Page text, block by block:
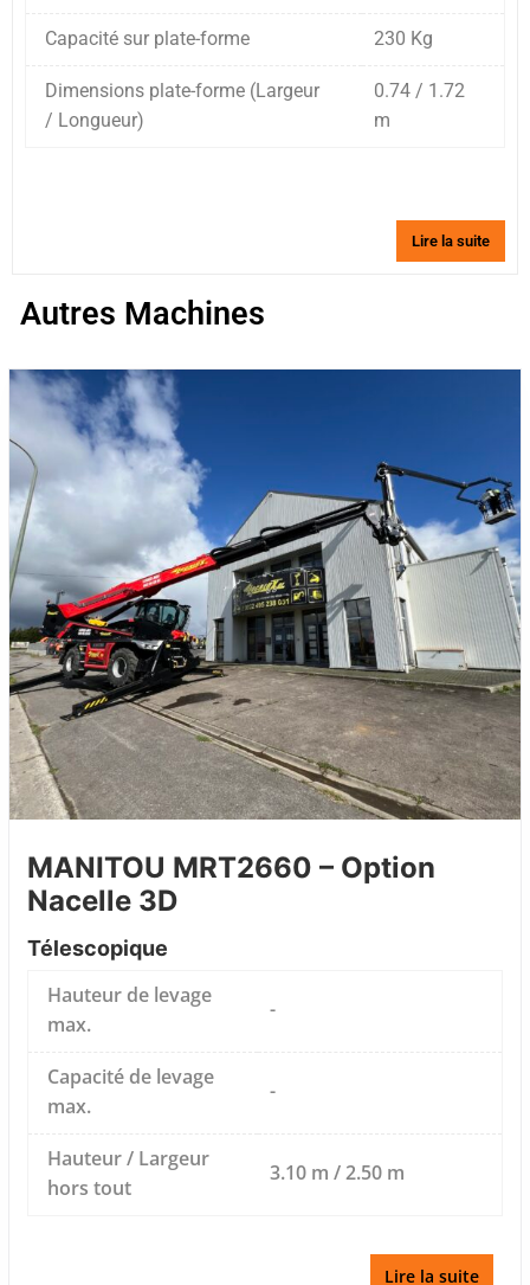
Capacité sur plate-forme 230 Kg
Dimensions plate-forme (Largeur
/ Longueur)
0.74 / 1.72
m
Lire la suite
Autres Machines
MANITOU MRT2660 – Option
Nacelle 3D
Télescopique
Hauteur de levage
max.
-
Capacité de levage
max.
-
Hauteur / Largeur
hors tout
3.10 m / 2.50 m
Lire la suite